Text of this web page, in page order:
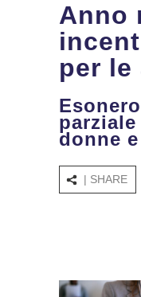
Anno
per le
donne
| SHARE